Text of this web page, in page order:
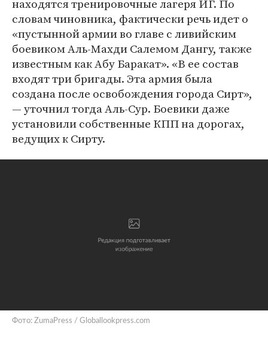
находятся тренировочные лагеря ИГ. По
словам чиновника, фактически речь идет о
«пустынной армии во главе с ливийским
боевиком Аль-Махди Салемом Дангу, также
известным как Абу Баракат». «В ее состав
входят три бригады. Эта армия была
создана после освобождения города Сирт»,
— уточнил тогда Аль-Сур. Боевики даже
установили собственные КПП на дорогах,
ведущих к Сирту.
Фото: ZumaPress / Globallookpress.com